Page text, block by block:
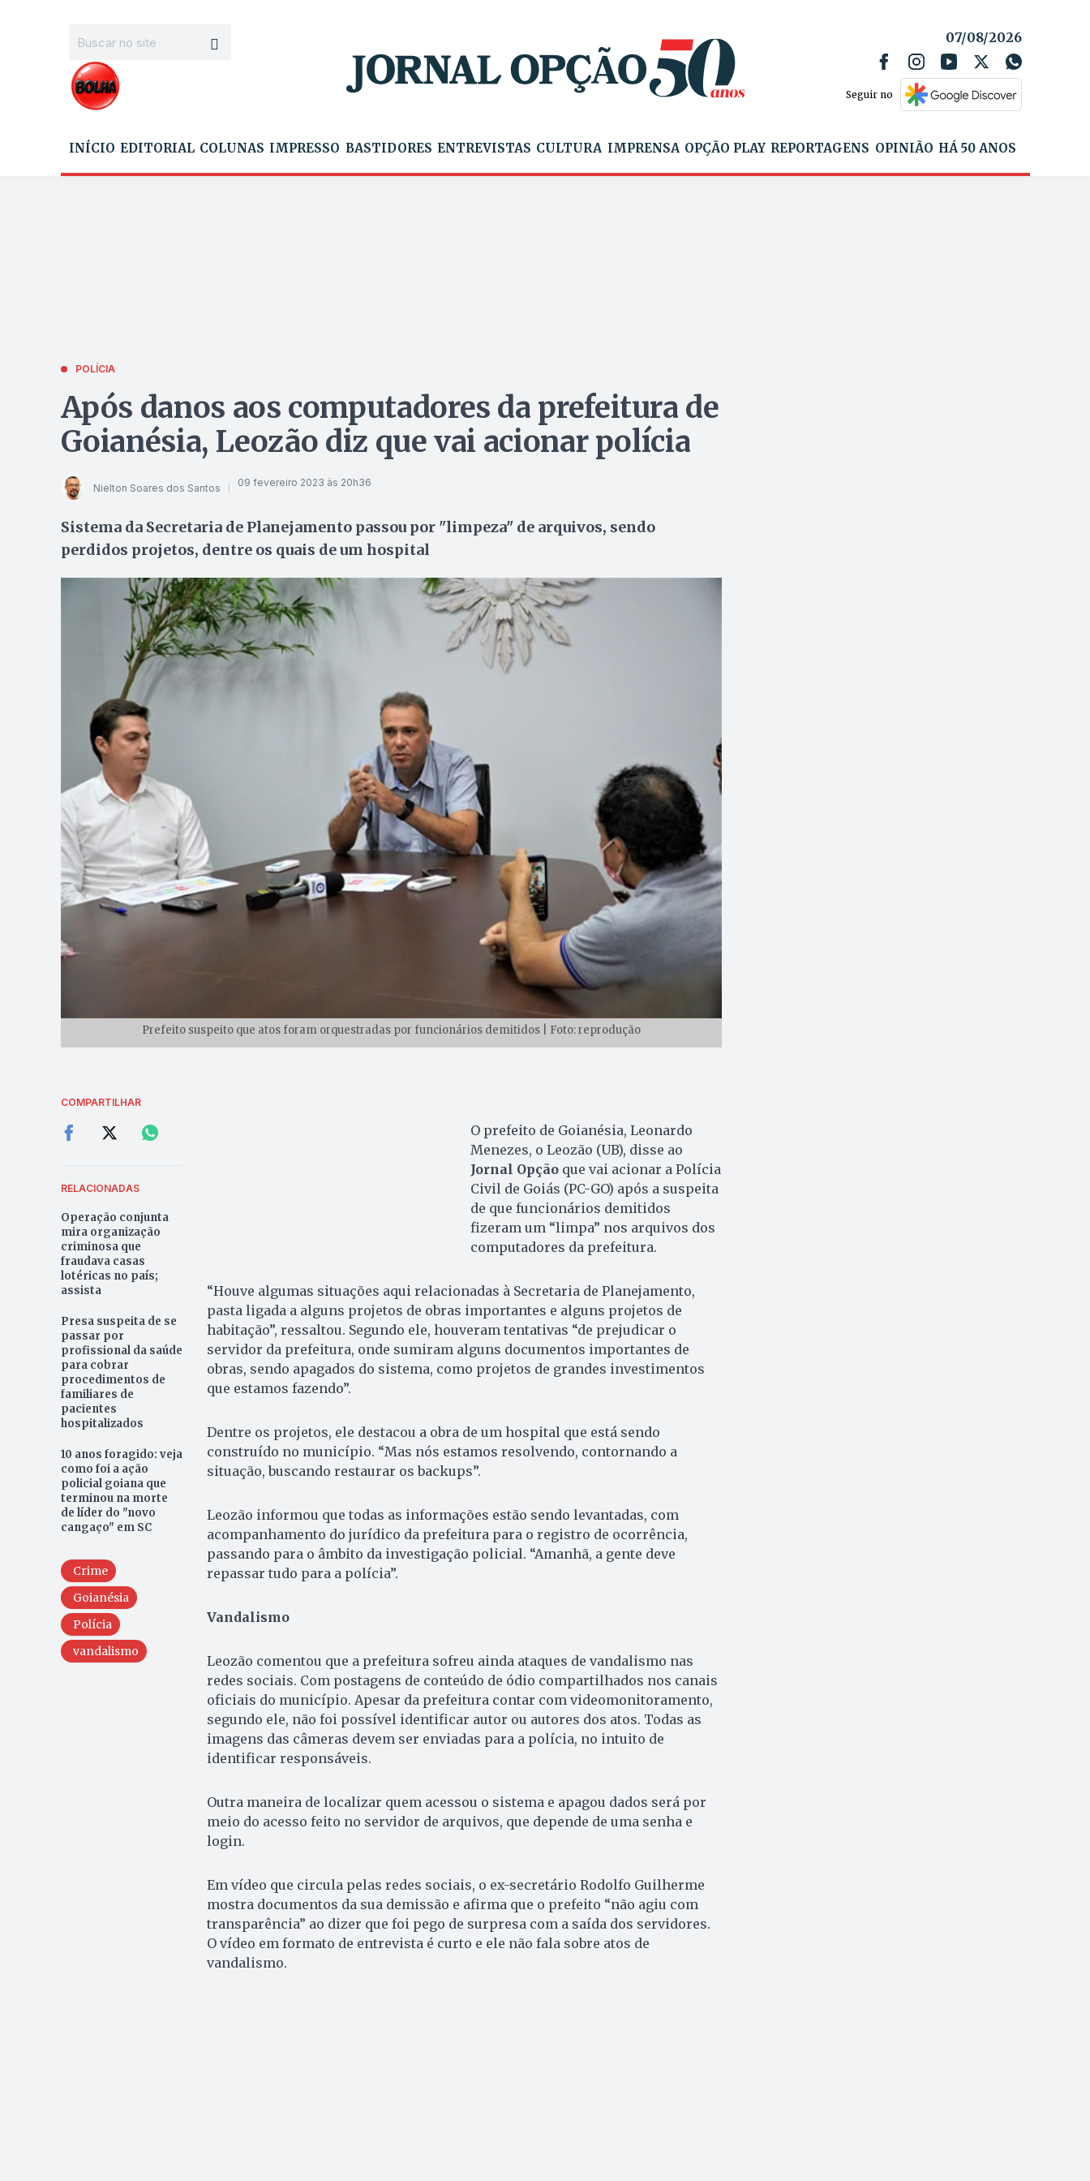
07/08/2026
Seguir no
INÍCIO EDITORIAL COLUNAS IMPRESSO BASTIDORES ENTREVISTAS CULTURA IMPRENSA OPÇÃO PLAY REPORTAGENS OPINIÃO HÁ 50 ANOS
POLÍCIA
Após danos aos computadores da prefeitura de
Goianésia, Leozão diz que vai acionar polícia
Nielton Soares dos Santos 09 fevereiro 2023 às 20h36
Sistema da Secretaria de Planejamento passou por "limpeza" de arquivos, sendo
perdidos projetos, dentre os quais de um hospital
Prefeito suspeito que atos foram orquestradas por funcionários demitidos | Foto: reprodução
COMPARTILHAR
RELACIONADAS
Operação conjunta
mira organização
criminosa que
fraudava casas
lotéricas no país;
assista
Presa suspeita de se
passar por
profissional da saúde
para cobrar
procedimentos de
familiares de
pacientes
hospitalizados
10 anos foragido: veja
como foi a ação
policial goiana que
terminou na morte
de líder do "novo
cangaço" em SC
Crime
Goianésia
Polícia
vandalismo
O prefeito de Goianésia, Leonardo
Menezes, o Leozão (UB), disse ao
Jornal Opçãoque vai acionar a Polícia
Civil de Goiás (PC-GO) após a suspeita
de que funcionários demitidos
fizeram um “limpa” nos arquivos dos
computadores da prefeitura.
“Houve algumas situações aqui relacionadas à Secretaria de Planejamento,
pasta ligada a alguns projetos de obras importantes e alguns projetos de
habitação”, ressaltou. Segundo ele, houveram tentativas “de prejudicar o
servidor da prefeitura, onde sumiram alguns documentos importantes de
obras, sendo apagados do sistema, como projetos de grandes investimentos
que estamos fazendo”.
Dentre os projetos, ele destacou a obra de um hospital que está sendo
construído no município. “Mas nós estamos resolvendo, contornando a
situação, buscando restaurar os backups”.
Leozão informou que todas as informações estão sendo levantadas, com
acompanhamento do jurídico da prefeitura para o registro de ocorrência,
passando para o âmbito da investigação policial. “Amanhã, a gente deve
repassar tudo para a polícia”.
Vandalismo
Leozão comentou que a prefeitura sofreu ainda ataques de vandalismo nas
redes sociais. Com postagens de conteúdo de ódio compartilhados nos canais
oficiais do município. Apesar da prefeitura contar com videomonitoramento,
segundo ele, não foi possível identificar autor ou autores dos atos. Todas as
imagens das câmeras devem ser enviadas para a polícia, no intuito de
identificar responsáveis.
Outra maneira de localizar quem acessou o sistema e apagou dados será por
meio do acesso feito no servidor de arquivos, que depende de uma senha e
login.
Em vídeo que circula pelas redes sociais, o ex-secretário Rodolfo Guilherme
mostra documentos da sua demissão e afirma que o prefeito “não agiu com
transparência” ao dizer que foi pego de surpresa com a saída dos servidores.
O vídeo em formato de entrevista é curto e ele não fala sobre atos de
vandalismo.